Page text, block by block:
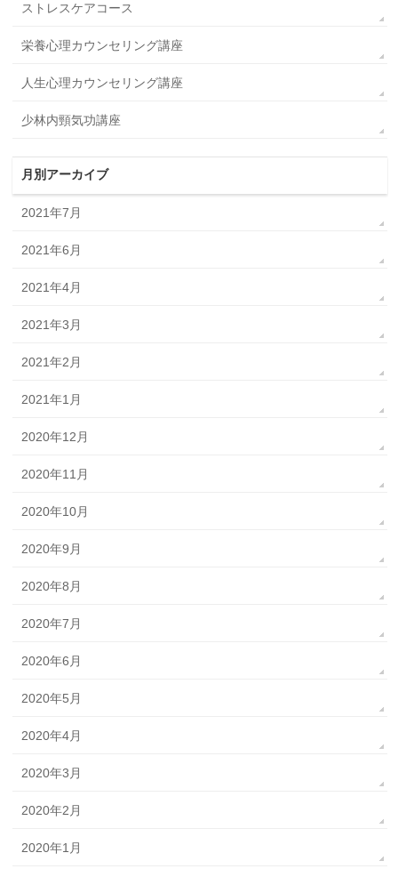
ストレスケアコース
栄養心理カウンセリング講座
人生心理カウンセリング講座
少林内頸気功講座
月別アーカイブ
2021年7月
2021年6月
2021年4月
2021年3月
2021年2月
2021年1月
2020年12月
2020年11月
2020年10月
2020年9月
2020年8月
2020年7月
2020年6月
2020年5月
2020年4月
2020年3月
2020年2月
2020年1月